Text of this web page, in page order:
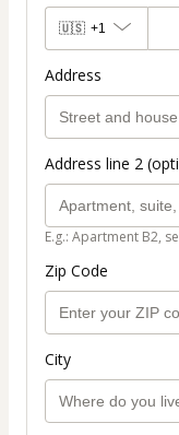
🇺🇸 +1
Address
Address line 2
E.g.: Apartment B2,
Zip Code
City